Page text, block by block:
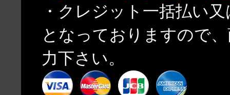
・クレジット一括払い
となっておりますので
力下さい。